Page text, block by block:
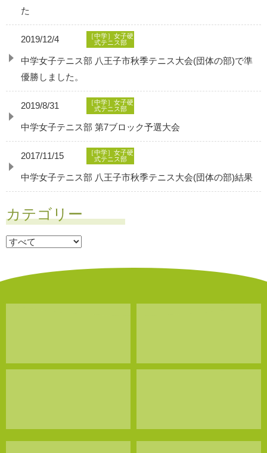
た
2019/12/4
［中学］女子硬
式テニス部
中学女子テニス部 八王子市秋季テニス大会(団体の部)で準
優勝しました。
2019/8/31
［中学］女子硬
式テニス部
中学女子テニス部 第7ブロック予選大会
2017/11/15
［中学］女子硬
式テニス部
中学女子テニス部 八王子市秋季テニス大会(団体の部)結果
カテゴリー